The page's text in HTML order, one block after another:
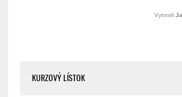
KURZOVÝ LÍSTOK